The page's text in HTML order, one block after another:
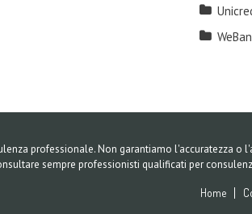
professionale. Non garantiamo l'accuratezza o
sempre professionisti qualificati per
Home